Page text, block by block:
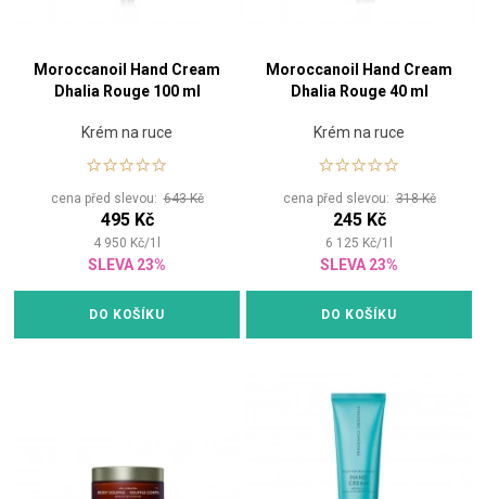
Moroccanoil Hand Cream
Dhalia Rouge 100 ml
Krém na ruce
cena před slevou:643 Kč
495 Kč
4 950 Kč/1
SLEVA 23%
DO KOŠÍKU
Moroccanoil Hand Cream
Dhalia Rouge 40 ml
Krém na ruce
cena před slevou:318 Kč
245 Kč
6 125 Kč/1
SLEVA 23%
DO KOŠÍKU